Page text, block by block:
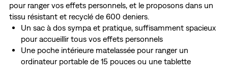
pour ranger vos effets personnels, et le proposons dans un
tissu résistant et recyclé de 600 deniers.
Un sac à dos sympa et pratique, suffisamment spacieux
pour accueillir tous vos effets personnels
Une poche intérieure matelassée pour ranger un
ordinateur portable de 15 pouces ou une tablette